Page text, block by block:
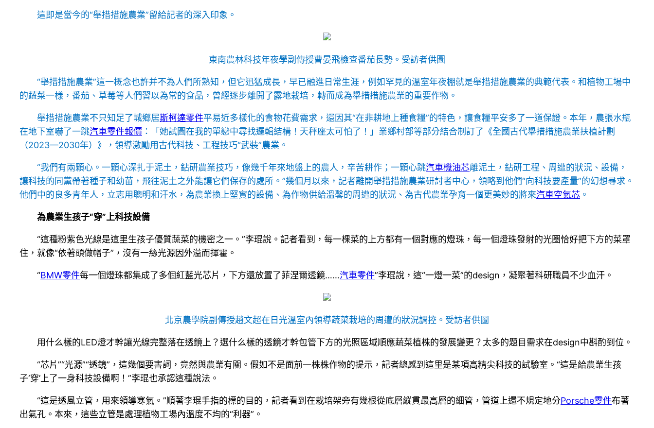
這即是當今的“舉措措施農業”留給記者的深入印象。
東南農林科技年夜學副傳授曹晏飛檢查番茄長勢。受訪者供圖
“舉措措施農業”這一概念也許并不為人們所熟知，但它迅猛成長，早已融進日常生涯，例如罕見的溫室年夜棚就是舉措措施農業的典範代表。和植物工場中
的蔬菜一樣，番茄、草莓等人們習以為常的食品，曾經逐步離開了露地栽培，轉而成為舉措措施農業的重要作物。
舉措措施農業不只知足了城鄉居斯柯達零件平易近多樣化的食物花費需求，還因其“在非耕地上種食糧”的特色，讓食糧平安多了一道保證。本年，農張水瓶
在地下室嚇了一跳汽車零件報價 ：「她試圖在我的單戀中尋找邏輯結構！天秤座太可怕了！」業鄉村部等部分結合制訂了《全國古代舉措措施農業扶植計劃
（2023—2030年）》，領導激勵用古代科技、工程技巧“武裝”農業。
“我們有兩顆心。一顆心深扎于泥土，鉆研農業技巧，像幾千年來地盤上的農人，辛苦耕作；一顆心跳汽車機油芯離泥土，鉆研工程、周遭的狀況、設備，
讓科技的同黨帶著種子和幼苗，飛往泥土之外能讓它們保存的處所。”幾個月以來，記者離開舉措措施農業研討者中心，領略到他們“向科技要產量”的幻想尋求。
他們中的良多青年人，立志用聰明和汗水，為農業換上堅實的設備、為作物供給溫馨的周遭的狀況、為古代農業孕育一個更美妙的將來汽車空氣芯 。
為農業生孩子“穿”上科技設備
“這種粉紫色光線是這里生孩子優質蔬菜的機密之一。”李琨說。記者看到，每一棵菜的上方都有一個對應的燈珠，每一個燈珠發射的光圈恰好把下方的菜罩
住，就像“依著頭做帽子”，沒有一絲光源因外溢而揮霍。
“BMW零件每一個燈珠都集成了多個紅藍光芯片，下方還放置了菲涅爾透鏡……汽車零件”李琨說，這“一燈一菜”的design，凝聚著科研職員不少血汗。
北京農學院副傳授趙文超在日光溫室內領導蔬菜栽培的周遭的狀況調控。受訪者供圖
用什么樣的LED燈才幹讓光線完整落在透鏡上？選什么樣的透鏡才幹包管下方的光照區域順應蔬菜植株的發展變更？太多的題目需求在design中斟酌到位。
“芯片”“光源”“透鏡”，這幾個要害詞，竟然與農業有關。假如不是面前一株株作物的提示，記者總感到這里是某項高精尖科技的試驗室。“這是給農業生孩
子‘穿’上了一身科技設備啊！”李琨也承認這種說法。
“這是透風立管，用來領導寒氣。”順著李琨手指的標的目的，記者看到在栽培架旁有幾根從底層縱貫最高層的細管，管道上還不規定地分Porsche零件布著
出氣孔。本來，這些立管是處理植物工場內溫度不均的“利器”。